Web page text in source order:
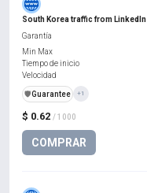
South Korea traffic from LinkedIn
$ 0.62 / 1000
COMPRAR
Garantía
Min Max
Tiempo de inicio
Velocidad
️🛡️Guarantee +1